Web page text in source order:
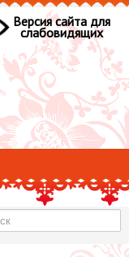
Версия сайта для
слабовидящих